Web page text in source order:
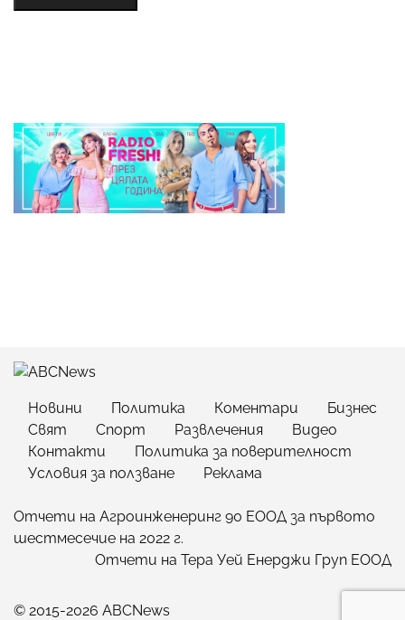
Новини Политика Коментари
Бизнес
Свят
Спорт Развлечения
Видео
Контакти
Политика за поверителност
Условия за ползване
Реклама
Отчети на Агроинженеринг 90 ЕООД за първото
шестмесечие на 2022 г.
Отчети на Тера Уей Енерджи Груп ЕООД
© 2015-2026 ABCNews